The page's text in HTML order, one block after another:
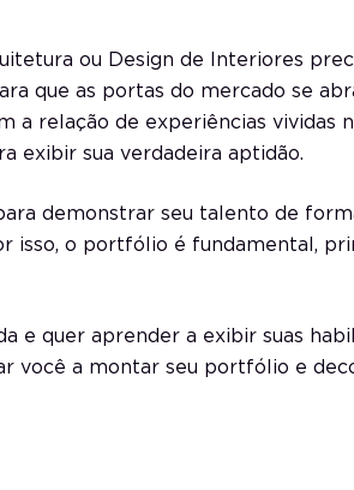
ou Design de Interiores
que as portas do mercado se
a relação de experiências vividas
exibir sua verdadeira aptidão.
demonstrar seu talento de
isso, o portfólio é fundamental,
e quer aprender a exibir suas
você a montar seu portfólio e